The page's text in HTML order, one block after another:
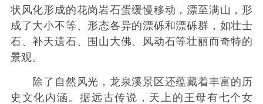
状风化形成的花岗岩石蛋缓慢移动，漂至满山，形
成了大小不等、形态各异的漂砾和漂砾群，如壮士
石、补天遗石、围山大佛、风动石等壮丽而奇特的
景观。
除了自然风光，龙泉溪景区还蕴藏着丰富的历
史文化内涵。据远古传说，天上的王母有七个女